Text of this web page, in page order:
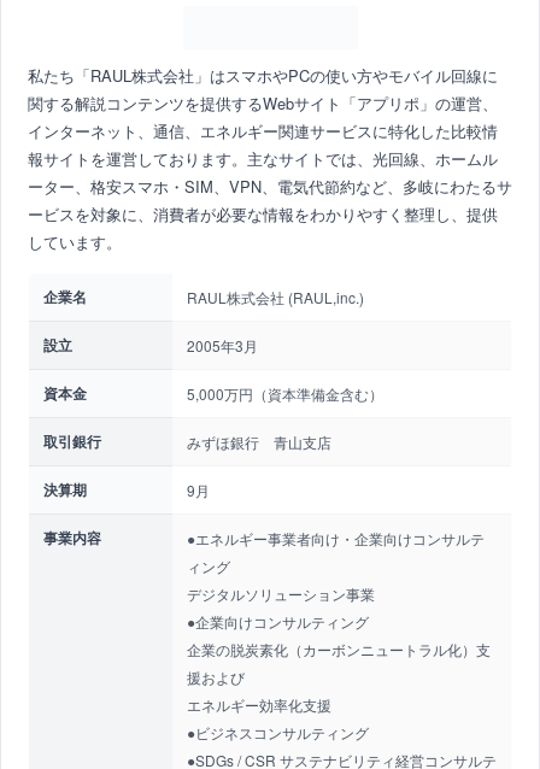
私たち「RAUL株式会社」はスマホやPCの使い方やモバイル回線に
関する解説コンテンツを提供するWebサイト「アプリポ」の運営、
インターネット、通信、エネルギー関連サービスに特化した比較情
報サイトを運営しております。主なサイトでは、光回線、ホームル
ーター、格安スマホ・SIM、VPN、電気代節約など、多岐にわたるサ
ービスを対象に、消費者が必要な情報をわかりやすく整理し、提供
しています。
企業名 RAUL株式会社 (RAUL,inc.)
設立 2005年3月
資本金 5,000万円（資本準備金含む）
取引銀行 みずほ銀行 青山支店
決算期 9月
事業内容
●エネルギー事業者向け・企業向けコンサルテ
ィング
デジタルソリューション事業
●企業向けコンサルティング
企業の脱炭素化（カーボンニュートラル化）支
援および
エネルギー効率化支援
●ビジネスコンサルティング
●SDGs / CSR サステナビリティ経営コンサルテ